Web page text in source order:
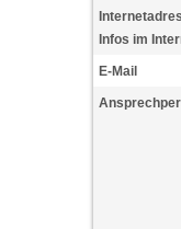
Infos im
E-Mail